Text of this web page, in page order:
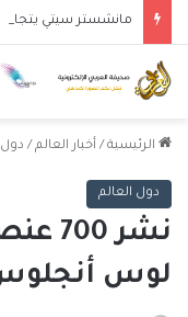
الرئيسية / أخبار العالم / دول
دول العالم
نشر
لوس